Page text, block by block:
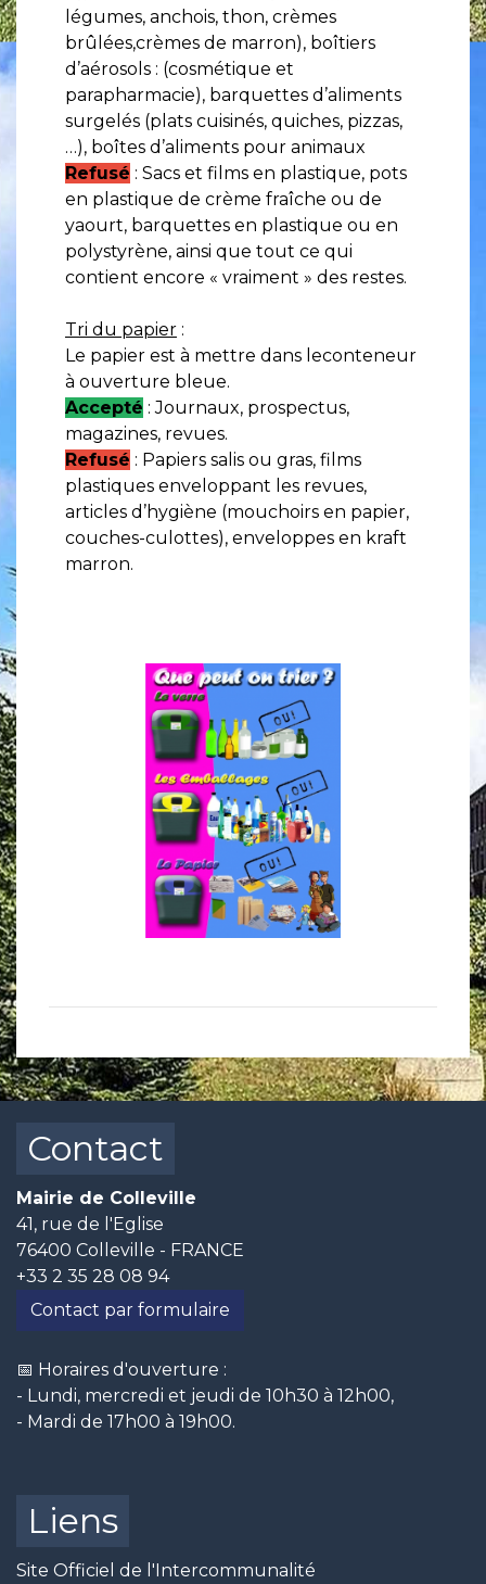
légumes, anchois, thon, crèmes
brûlées,crèmes de marron), boîtiers
d’aérosols : (cosmétique et
parapharmacie), barquettes d’aliments
surgelés (plats cuisinés, quiches, pizzas,
…), boîtes d’aliments pour animaux
Refusé : Sacs et films en plastique, pots
en plastique de crème fraîche ou de
yaourt, barquettes en plastique ou en
polystyrène, ainsi que tout ce qui
contient encore « vraiment » des restes.
Tri du papier :
Le papier est à mettre dans leconteneur
à ouverture bleue.
Accepté : Journaux, prospectus,
magazines, revues.
Refusé : Papiers salis ou gras, films
plastiques enveloppant les revues,
articles d’hygiène (mouchoirs en papier,
couches-culottes), enveloppes en kraft
marron.
Contact
Mairie de Colleville
41, rue de l'Eglise
76400 Colleville - FRANCE
+33 2 35 28 08 94
Contact par formulaire
📅 Horaires d'ouverture :
- Lundi, mercredi et jeudi de 10h30 à 12h00,
- Mardi de 17h00 à 19h00.
Liens
Site Officiel de l'Intercommunalité